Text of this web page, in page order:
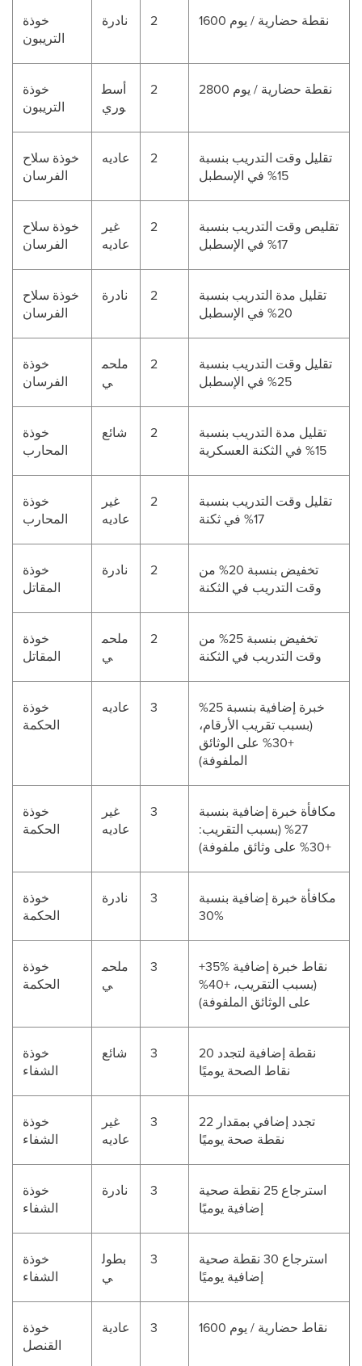
خوذة
التريبون
نادرة 2 1600 نقطة حضارية / يوم
خوذة
التريبون
أسط
وري
2 2800 نقطة حضارية / يوم
خوذة سلاح
الفرسان
عاديه 2
تقليل وقت التدريب بنسبة
15% في الإسطبل
خوذة سلاح
الفرسان
غير
عاديه
2
تقليص وقت التدريب بنسبة
17% في الإسطبل
خوذة سلاح
الفرسان
نادرة 2
تقليل مدة التدريب بنسبة
20% في الإسطبل
خوذة
الفرسان
ملحم
ي
2
تقليل وقت التدريب بنسبة
25% في الإسطبل
خوذة
المحارب
شائع 2
تقليل مدة التدريب بنسبة
15% في الثكنة العسكرية
خوذة
المحارب
غير
عاديه
2
تقليل وقت التدريب بنسبة
17% في ثكنة
خوذة
المقاتل
نادرة 2
تخفيض بنسبة 20% من
وقت التدريب في الثكنة
خوذة
المقاتل
ملحم
ي
2
تخفيض بنسبة 25% من
وقت التدريب في الثكنة
خوذة
الحكمة
عاديه 3
خبرة إضافية بنسبة 25%
(بسبب تقريب الأرقام،
+30% على الوثائق
الملفوفة)
خوذة
الحكمة
غير
عاديه
3
مكافأة خبرة إضافية بنسبة
27% (بسبب التقريب:
+30% على وثائق ملفوفة)
خوذة
الحكمة
نادرة 3
مكافأة خبرة إضافية بنسبة
30%
خوذة
الحكمة
ملحم
ي
3
+35% نقاط خبرة إضافية
(بسبب التقريب، +40%
على الوثائق الملفوفة)
خوذة
الشفاء
شائع 3
20 نقطة إضافية لتجدد
نقاط الصحة يوميًا
خوذة
الشفاء
غير
عاديه
3
تجدد إضافي بمقدار 22
نقطة صحة يوميًا
خوذة
الشفاء
نادرة 3
استرجاع 25 نقطة صحية
إضافية يوميًا
خوذة
الشفاء
بطول
ي
3
استرجاع 30 نقطة صحية
إضافية يوميًا
خوذة
القنصل
عادية 3 1600 نقاط حضارية / يوم